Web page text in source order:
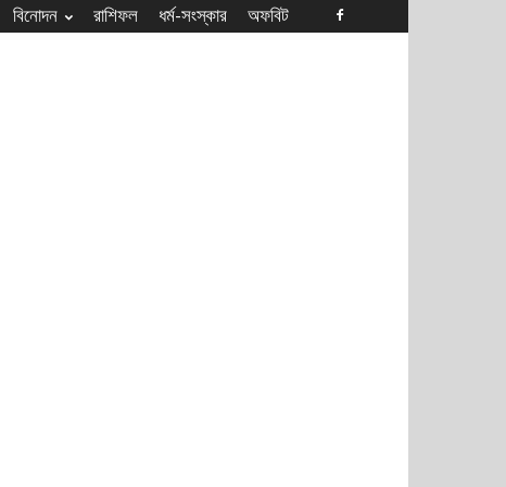
বিনোদন রাশিফল ধৰ্ম-সংস্কার অফবিট